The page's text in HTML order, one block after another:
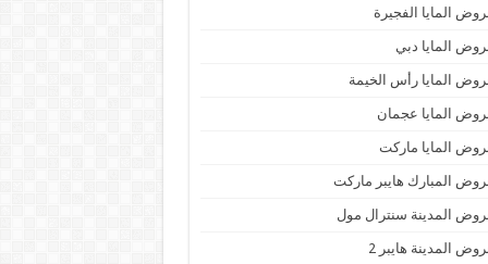
المايا الفجيرة
المايا دبي
المايا رأس الخيمة
المايا عجمان
المايا ماركت
المبارك هايبر ماركت
المدينة سنترال مول
المدينة هايبر 2